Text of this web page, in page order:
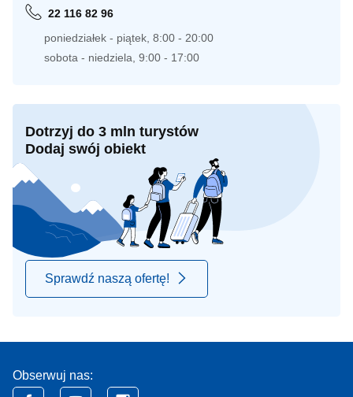
22 116 82 96
poniedziałek - piątek, 8:00 - 20:00
sobota - niedziela, 9:00 - 17:00
Dotrzyj do 3 mln turystów
Dodaj swój obiekt
Sprawdź naszą ofertę!
Obserwuj nas: